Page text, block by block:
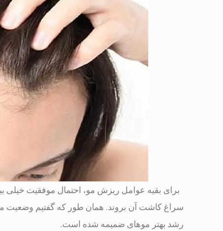
برای بقیه عوامل ریزش مو، احتمال موفقیت خیلی
سراغ کاشت آن بروند. همان طور که گفتیم وضعیت
رشد بهتر موهای ضمیمه شده است.